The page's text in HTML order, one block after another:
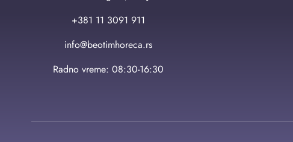
+381 11 3091 911
info@beotimhoreca.rs
Radno vreme: 08:30-16:30